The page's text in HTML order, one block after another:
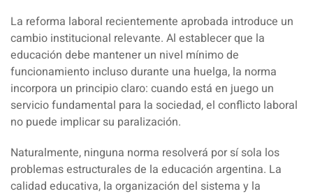
La reforma laboral recientemente aprobada introduce un
cambio institucional relevante. Al establecer que la
educación debe mantener un nivel mínimo de
funcionamiento incluso durante una huelga, la norma
incorpora un principio claro: cuando está en juego un
servicio fundamental para la sociedad, el conflicto laboral
no puede implicar su paralización.
Naturalmente, ninguna norma resolverá por sí sola los
problemas estructurales de la educación argentina. La
calidad educativa, la organización del sistema y la